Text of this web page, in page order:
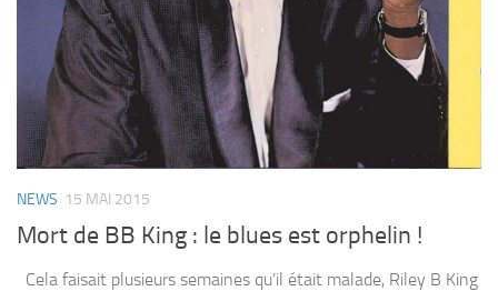
NEWS 15 MAI 2015
Mort de BB King : le blues est orphelin !
Cela faisait plusieurs semaines qu’il était malade, Riley B King